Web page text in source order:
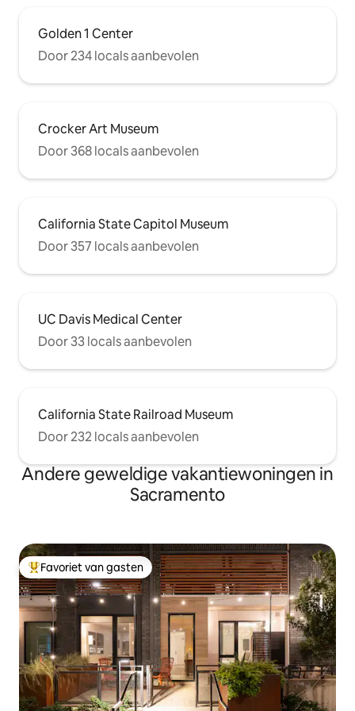
Golden 1 Center
Door 234 locals aanbevolen
Crocker Art Museum
Door 368 locals aanbevolen
California State Capitol Museum
Door 357 locals aanbevolen
UC Davis Medical Center
Door 33 locals aanbevolen
California State Railroad Museum
Door 232 locals aanbevolen
Andere geweldige vakantiewoningen in
Sacramento
Topfavoriet van gasten
Favoriet van gasten